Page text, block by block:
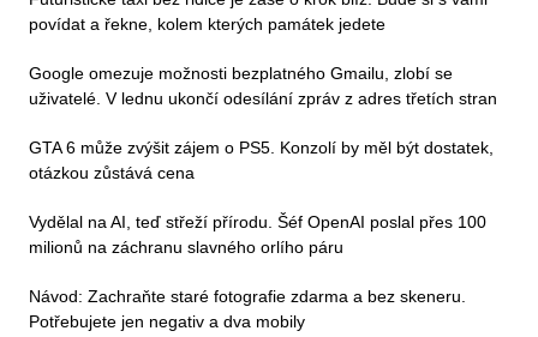
povídat a řekne, kolem kterých památek jedete
Google omezuje možnosti bezplatného Gmailu, zlobí se
uživatelé. V lednu ukončí odesílání zpráv z adres třetích stran
GTA 6 může zvýšit zájem o PS5. Konzolí by měl být dostatek,
otázkou zůstává cena
Vydělal na AI, teď střeží přírodu. Šéf OpenAI poslal přes 100
milionů na záchranu slavného orlího páru
Návod: Zachraňte staré fotografie zdarma a bez skeneru.
Potřebujete jen negativ a dva mobily